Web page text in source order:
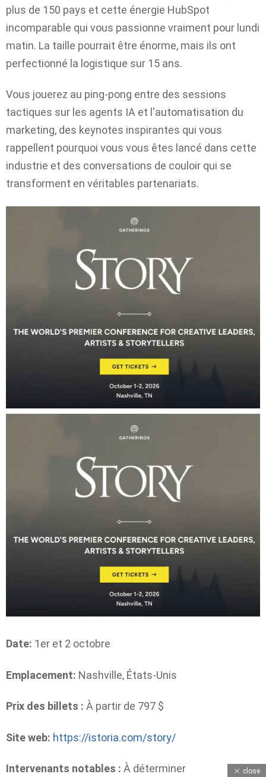
plus de 150 pays et cette énergie HubSpot
incomparable qui vous passionne vraiment pour lundi
matin. La taille pourrait être énorme, mais ils ont
perfectionné la logistique sur 15 ans.
Vous jouerez au ping-pong entre des sessions
tactiques sur les agents IA et l'automatisation du
marketing, des keynotes inspirantes qui vous
rappellent pourquoi vous vous êtes lancé dans cette
industrie et des conversations de couloir qui se
transforment en véritables partenariats.
Date: 1er et 2 octobre
Emplacement: Nashville, États-Unis
Prix ​​des billets : À partir de 797 $
Site web: https://istoria.com/story/
Intervenants notables : À déterminer close